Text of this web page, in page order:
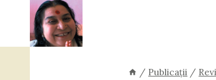
content
/ Publicații /